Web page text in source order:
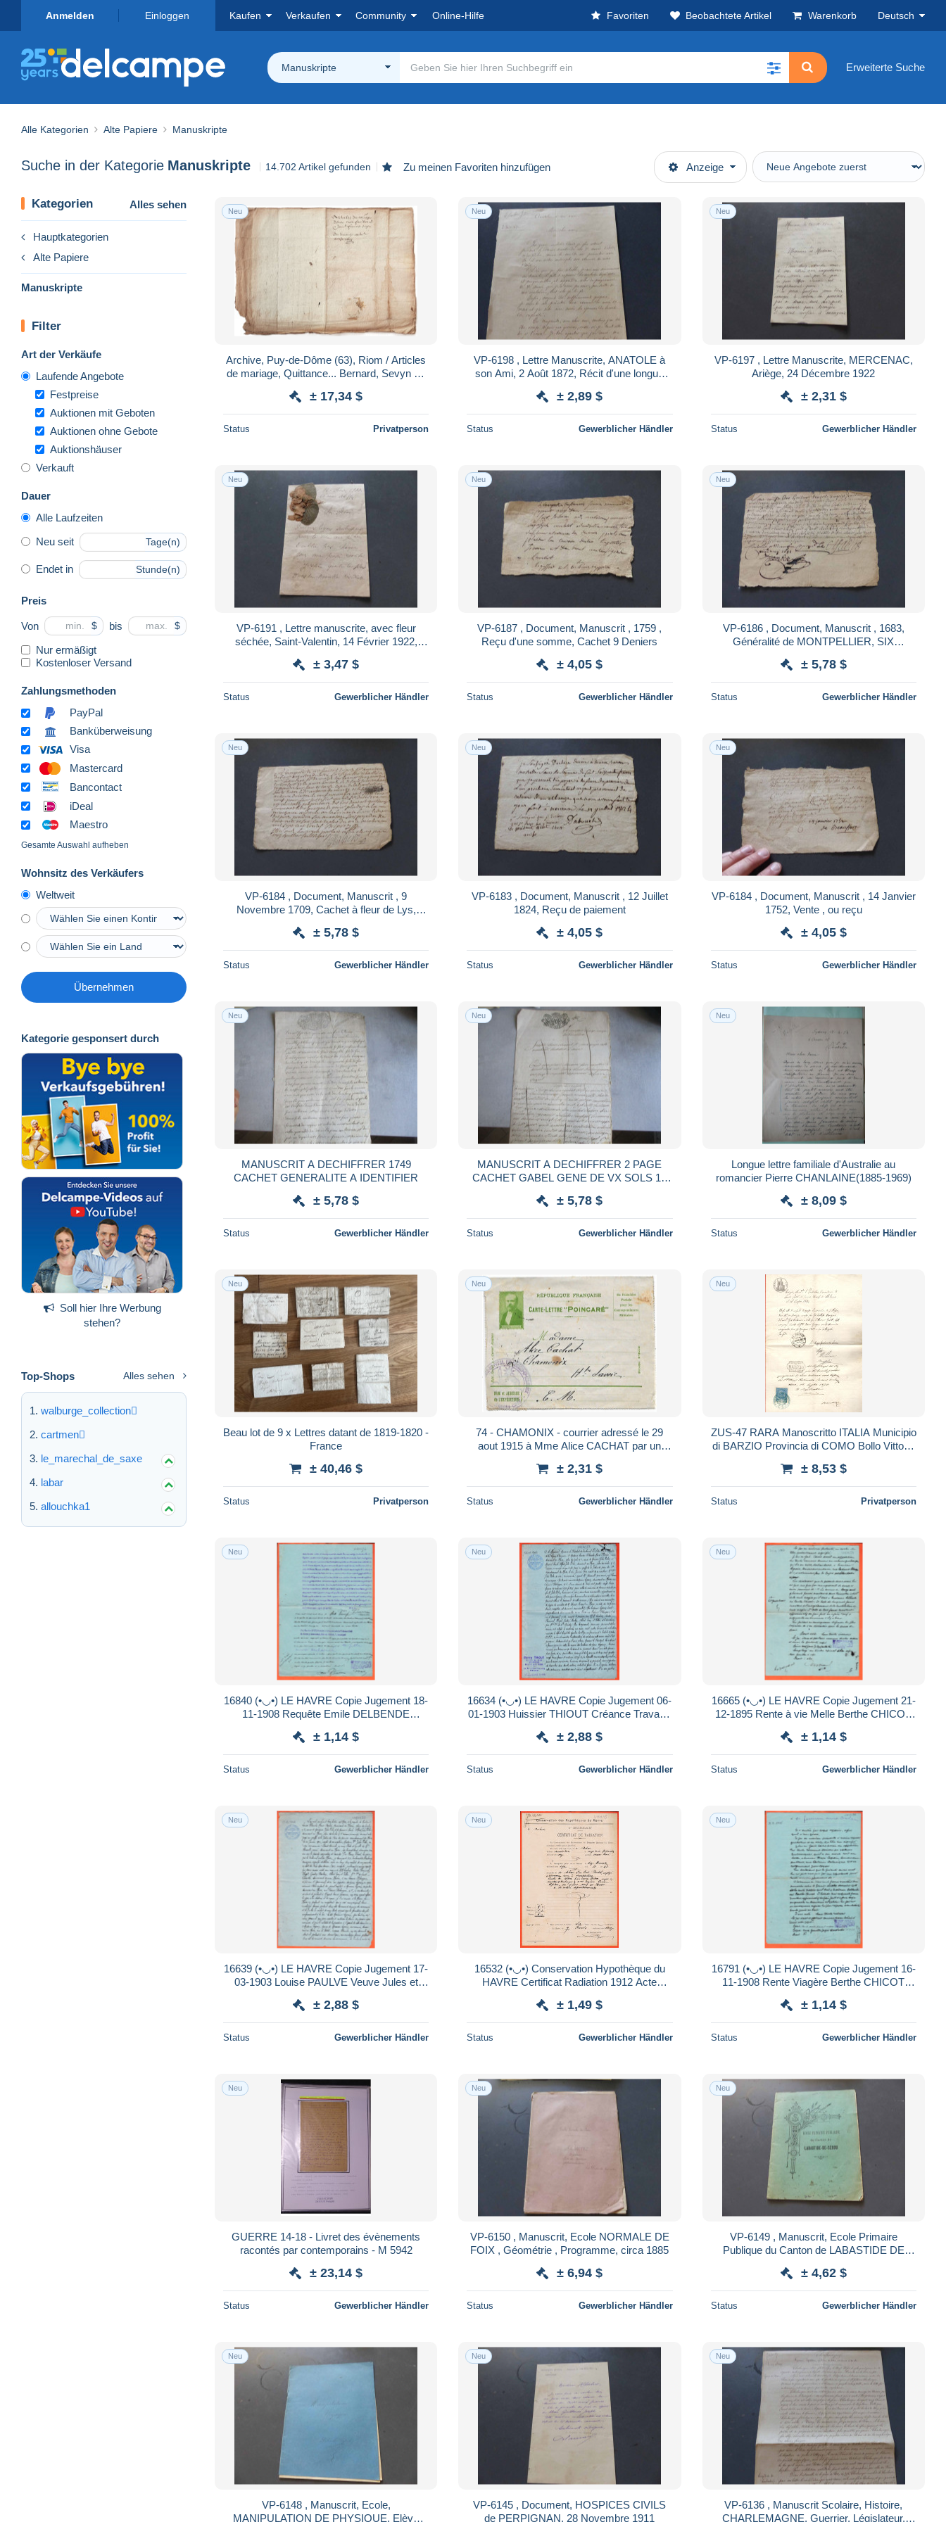
Anmelden Einloggen Kaufen Verkaufen Community Online-Hilfe Favoriten Beobachtete Artikel Warenkorb Deutsch
Manuskripte Erweiterte Suche
Alle Kategorien Alte Papiere Manuskripte
Suche in der Kategorie Manuskripte 14.702 Artikel gefunden Zu meinen Favoriten hinzufügen Anzeige
Kategorien Alles sehen
Hauptkategorien
Alte Papiere
Manuskripte
Filter
Art der Verkäufe
Laufende Angebote
Festpreise
Auktionen mit Geboten
Auktionen ohne Gebote
Auktionshäuser
Verkauft
Dauer
Alle Laufzeiten
Neu seit Tage(n)
Endet in Stunde(n)
Preis
Von $ bis $
Nur ermäßigt
Kostenloser Versand
Zahlungsmethoden
PayPal
Banküberweisung
Visa
Mastercard
Bancontact
iDeal
Maestro
Gesamte Auswahl aufheben
Wohnsitz des Verkäufers
Weltweit
Übernehmen
Kategorie gesponsert durch
Soll hier Ihre Werbung
stehen?
Top-Shops Alles sehen
walburge_collection
cartmen
le_marechal_de_saxe
labar
allouchka1
Neu
Archive, Puy-de-Dôme (63), Riom / Articles
de mariage, Quittance... Bernard, Sevyn ou
± 17,34 $
Status Privatperson
Neu
VP-6198 , Lettre Manuscrite, ANATOLE à
son Ami, 2 Août 1872, Récit d'une longue
± 2,89 $
Status Gewerblicher Händler
Neu
VP-6197 , Lettre Manuscrite, MERCENAC,
Ariège, 24 Décembre 1922
± 2,31 $
Status Gewerblicher Händler
Neu
VP-6191 , Lettre manuscrite, avec fleur
séchée, Saint-Valentin, 14 Février 1922,
± 3,47 $
Status Gewerblicher Händler
Neu
VP-6187 , Document, Manuscrit , 1759 ,
Reçu d'une somme, Cachet 9 Deniers
± 4,05 $
Status Gewerblicher Händler
Neu
VP-6186 , Document, Manuscrit , 1683,
Généralité de MONTPELLIER, SIX
± 5,78 $
Status Gewerblicher Händler
Neu
VP-6184 , Document, Manuscrit , 9
Novembre 1709, Cachet à fleur de Lys,
± 5,78 $
Status Gewerblicher Händler
Neu
VP-6183 , Document, Manuscrit , 12 Juillet
1824, Reçu de paiement
± 4,05 $
Status Gewerblicher Händler
Neu
VP-6184 , Document, Manuscrit , 14 Janvier
1752, Vente , ou reçu
± 4,05 $
Status Gewerblicher Händler
Neu
MANUSCRIT A DECHIFFRER 1749
CACHET GENERALITE A IDENTIFIER
± 5,78 $
Status Gewerblicher Händler
Neu
MANUSCRIT A DECHIFFRER 2 PAGE
CACHET GABEL GENE DE VX SOLS 18
± 5,78 $
Status Gewerblicher Händler
Neu
Longue lettre familiale d'Australie au
romancier Pierre CHANLAINE(1885-1969)
± 8,09 $
Status Gewerblicher Händler
Neu
Beau lot de 9 x Lettres datant de 1819-1820 -
France
± 40,46 $
Status Privatperson
Neu
74 - CHAMONIX - courrier adressé le 29
aout 1915 à Mme Alice CACHAT par un
± 2,31 $
Status Gewerblicher Händler
Neu
ZUS-47 RARA Manoscritto ITALIA Municipio
di BARZIO Provincia di COMO Bollo Vittorio
± 8,53 $
Status Privatperson
Neu
16840 (•◡•) LE HAVRE Copie Jugement 18-
11-1908 Requête Emile DELBENDE
LEGRAIN
± 1,14 $
Status Gewerblicher Händler
Neu
16634 (•◡•) LE HAVRE Copie Jugement 06-
01-1903 Huissier THIOUT Créance Travaux
± 2,88 $
Status Gewerblicher Händler
Neu
16665 (•◡•) LE HAVRE Copie Jugement 21-
12-1895 Rente à vie Melle Berthe CHICOT
± 1,14 $
Status Gewerblicher Händler
Neu
16639 (•◡•) LE HAVRE Copie Jugement 17-
03-1903 Louise PAULVE Veuve Jules et
± 2,88 $
Status Gewerblicher Händler
Neu
16532 (•◡•) Conservation Hypothèque du
HAVRE Certificat Radiation 1912 Acte
± 1,49 $
Status Gewerblicher Händler
Neu
16791 (•◡•) LE HAVRE Copie Jugement 16-
11-1908 Rente Viagère Berthe CHICOT
LEGRAIN
± 1,14 $
Status Gewerblicher Händler
Neu
GUERRE 14-18 - Livret des évènements
racontés par contemporains - M 5942
± 23,14 $
Status Gewerblicher Händler
Neu
VP-6150 , Manuscrit, Ecole NORMALE DE
FOIX , Géométrie , Programme, circa 1885
± 6,94 $
Status Gewerblicher Händler
Neu
VP-6149 , Manuscrit, Ecole Primaire
Publique du Canton de LABASTIDE DE
± 4,62 $
Status Gewerblicher Händler
Neu
VP-6148 , Manuscrit, Ecole,
MANIPULATION DE PHYSIQUE, Elève
Neu
VP-6145 , Document, HOSPICES CIVILS
de PERPIGNAN, 28 Novembre 1911
Neu
VP-6136 , Manuscrit Scolaire, Histoire,
CHARLEMAGNE, Guerrier, Législateur,